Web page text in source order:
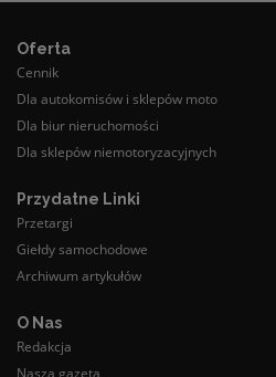
Oferta
Cennik
Dla autokomisów i sklepów moto
Dla biur nieruchomości
Dla sklepów niemotoryzacyjnych
Przydatne Linki
Przetargi
Giełdy samochodowe
Archiwum artykułów
O Nas
Redakcja